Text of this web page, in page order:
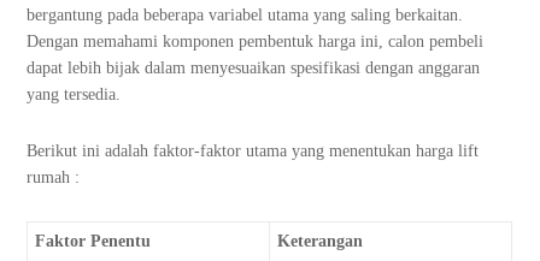
bergantung pada beberapa variabel utama yang saling berkaitan.
Dengan memahami komponen pembentuk harga ini, calon pembeli
dapat lebih bijak dalam menyesuaikan spesifikasi dengan anggaran
yang tersedia.
Berikut ini adalah faktor-faktor utama yang menentukan harga lift
rumah :
Faktor Penentu Keterangan